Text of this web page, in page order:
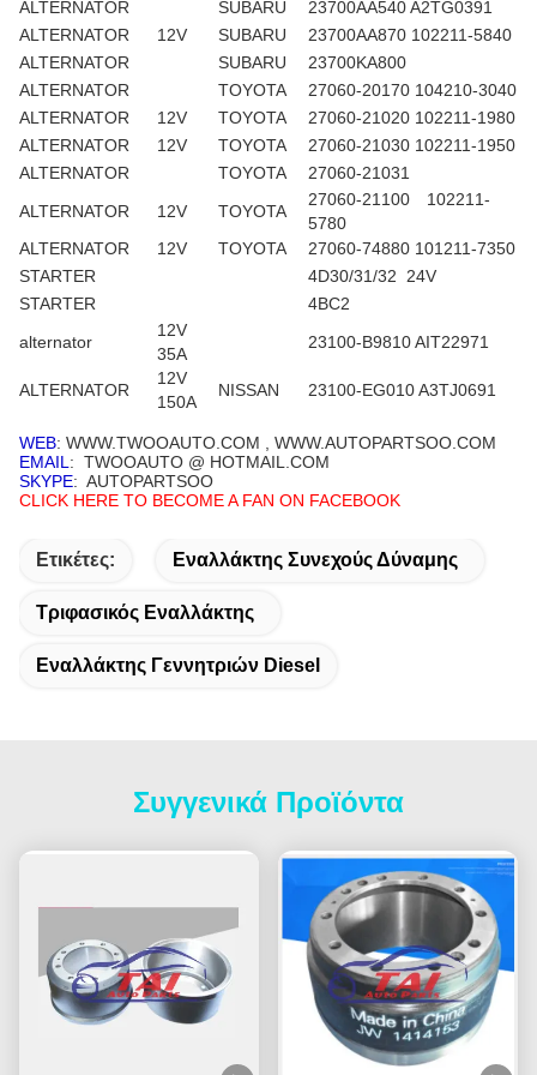
ALTERNATOR SUBARU
23700AA540 A2TG0391
ALTERNATOR
12V SUBARU
23700AA870 102211-5840
ALTERNATOR
SUBARU
23700KA800
ALTERNATOR
TOYOTA
27060-20170 104210-3040
ALTERNATOR
12V TOYOTA
27060-21020 102211-1980
ALTERNATOR
12V TOYOTA
27060-21030 102211-1950
ALTERNATOR
TOYOTA
27060-21031
ALTERNATOR
12V TOYOTA
27060-21100 102211-
5780
ALTERNATOR
12V TOYOTA
27060-74880 101211-7350
STARTER
4D30/31/32 24V
STARTER
4BC2
alternator
12V
35A
23100-B9810 AIT22971
ALTERNATOR
12V
150A
NISSAN 23100-EG010 A3TJ0691
WEB: WWW.TWOOAUTO.COM , WWW.AUTOPARTSOO.COM
EMAIL : TWOOAUTO @ HOTMAIL.COM
SKYPE: AUTOPARTSOO
CLICK HERE TO BECOME A FAN ON FACEBOOK
Ετικέτες: Εναλλάκτης Συνεχούς Δύναμης
Τριφασικός Εναλλάκτης
Εναλλάκτης Γεννητριών Diesel
Συγγενικά Προϊόντα